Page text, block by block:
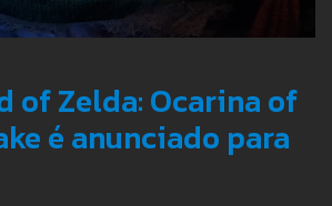
of Zelda: Ocarina of
é anunciado para